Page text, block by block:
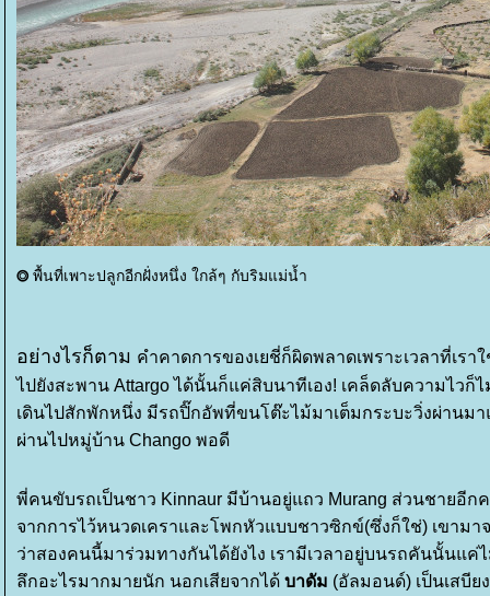
⭗ พื้นที่เพาะปลูกอีกฝั่งหนึ่ง ใกล้ๆ กับริมแม่น้ำ
อย่างไรก็ตาม คำคาดการของเยชี่ก็ผิดพลาดเพราะเวลาที่เรา
ไปยังสะพาน Attargo ได้นั้นก็แค่สิบนาทีเอง! เคล็ดลับความไวก็
เดินไปสักพักหนึ่ง มีรถปิ๊กอัพที่ขนโต๊ะไม้มาเต็มกระบะวิ่งผ่านม
ผ่านไปหมู่บ้าน Chango พอดี
พี่คนขับรถเป็นชาว Kinnaur มีบ้านอยู่แถว Murang ส่วนชายอี
จากการไว้หนวดเคราและโพกหัวแบบชาวซิกข์(ซึ่งก็ใช่) เขามา
ว่าสองคนนี้มาร่วมทางกันได้ยังไง เรามีเวลาอยู่บนรถคันนั้นแค่
ลึกอะไรมากมายนัก นอกเสียจากได้ บาดัม (อัลมอนด์) เป็นเสบีย